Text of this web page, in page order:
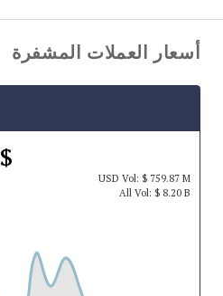
أسعار العملات المشفرة
$ 64,364.9
USDVol: $ 759.87 M
All Vol: $ 8.20 B